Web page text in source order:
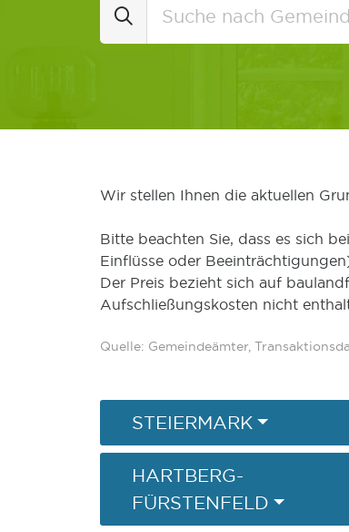
Wir stellen Ihnen die aktuellen
Bitte beachten Sie, dass es sich
Einflüsse oder
Der Preis bezieht sich auf
Aufschließungskosten nicht
Quelle: Gemeindeämter,
STEIERMARK
HARTBERG-
FÜRSTENFELD